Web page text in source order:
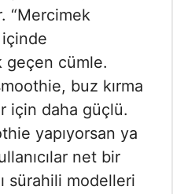
“Mercimek
içinde
geçen cümle.
buz kırma
için daha güçlü.
yapıyorsan ya
net bir
sürahili modelleri